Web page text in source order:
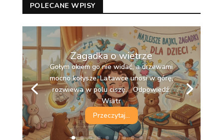
POLECANE WPISY
Zagadka o wietrze
Gołym okiem go nie widać, a drzewami
mocno kołysze. Latawce unosi w górę,
rozwiewa w polu ciszę. Odpowiedź:
Wiatr
Przeczytaj...